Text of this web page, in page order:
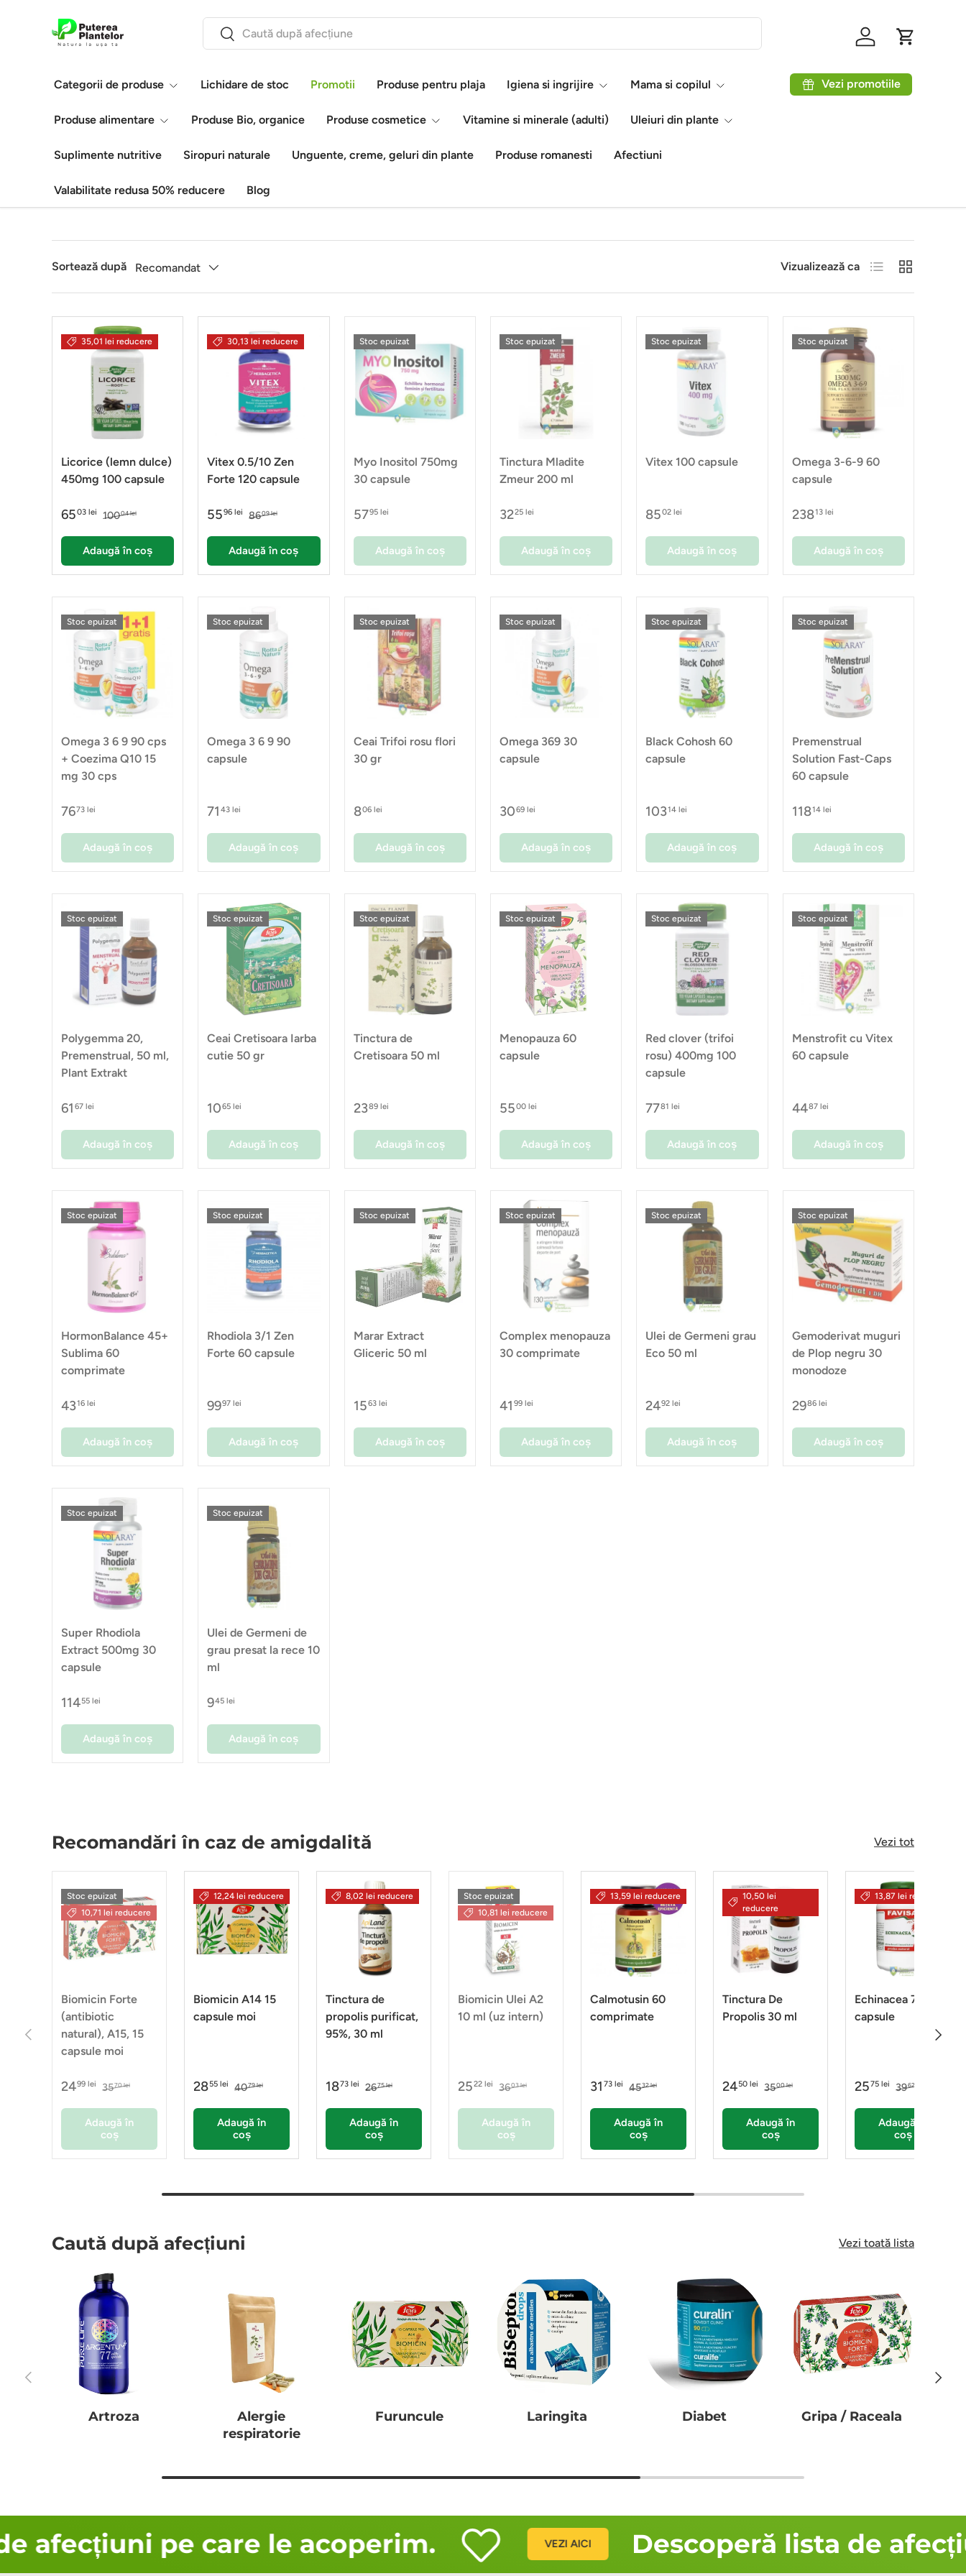
Vezi conținutul Căutare
Caută
Autentificare
Coș
Categorii de produse Lichidare de stoc Promotii Produse pentru plaja Igiena si ingrijire Mama si copilul
Produse alimentare Produse Bio, organice Produse cosmetice Vitamine si minerale (adulti) Uleiuri din plante
Suplimente nutritive Siropuri naturale Unguente, creme, geluri din plante Produse romanesti Afectiuni
Valabilitate redusa 50% reducere Blog
Vezi promotiile
Sortează după Recomandat Vizualizează ca Listă Grilă
35,01 lei reducere
Licorice (lemn dulce)
450mg 100 capsule
6503 lei 10004 lei
Adaugă în coș
30,13 lei reducere
Vitex 0.5/10 Zen
Forte 120 capsule
5596 lei 8609 lei
Adaugă în coș
Stoc epuizat
Myo Inositol 750mg
30 capsule
5795 lei
Adaugă în coș
Stoc epuizat
Tinctura Mladite
Zmeur 200 ml
3225 lei
Adaugă în coș
Stoc epuizat
Vitex 100 capsule
8502 lei
Adaugă în coș
Stoc epuizat
Omega 3-6-9 60
capsule
23813 lei
Adaugă în coș
Stoc epuizat
Omega 3 6 9 90 cps
+ Coezima Q10 15
mg 30 cps
7673 lei
Adaugă în coș
Stoc epuizat
Omega 3 6 9 90
capsule
71 43 lei
Adaugă în coș
Stoc epuizat
Ceai Trifoi rosu flori
30 gr
806 lei
Adaugă în coș
Stoc epuizat
Omega 369 30
capsule
3069 lei
Adaugă în coș
Stoc epuizat
Black Cohosh 60
capsule
10314 lei
Adaugă în coș
Stoc epuizat
Premenstrual
Solution Fast-Caps
60 capsule
11814 lei
Adaugă în coș
Stoc epuizat
Polygemma 20,
Premenstrual, 50 ml,
Plant Extrakt
61 67 lei
Adaugă în coș
Stoc epuizat
Ceai Cretisoara Iarba
cutie 50 gr
1065 lei
Adaugă în coș
Stoc epuizat
Tinctura de
Cretisoara 50 ml
2389 lei
Adaugă în coș
Stoc epuizat
Menopauza 60
capsule
5500 lei
Adaugă în coș
Stoc epuizat
Red clover (trifoi
rosu) 400mg 100
capsule
7781 lei
Adaugă în coș
Stoc epuizat
Menstrofit cu Vitex
60 capsule
4487 lei
Adaugă în coș
Stoc epuizat
HormonBalance 45+
Sublima 60
comprimate
4316 lei
Adaugă în coș
Stoc epuizat
Rhodiola 3/1 Zen
Forte 60 capsule
9997 lei
Adaugă în coș
Stoc epuizat
Marar Extract
Gliceric 50 ml
1563 lei
Adaugă în coș
Stoc epuizat
Complex menopauza
30 comprimate
41 99 lei
Adaugă în coș
Stoc epuizat
Ulei de Germeni grau
Eco 50 ml
2492 lei
Adaugă în coș
Stoc epuizat
Gemoderivat muguri
de Plop negru 30
monodoze
2986 lei
Adaugă în coș
Stoc epuizat
Super Rhodiola
Extract 500mg 30
capsule
11455 lei
Adaugă în coș
Stoc epuizat
Ulei de Germeni de
grau presat la rece 10
ml
945 lei
Adaugă în coș
Recomandări în caz de amigdalită Vezi tot
Anterior
Stoc epuizat
10,71 lei reducere
Biomicin Forte
(antibiotic
natural), A15, 15
capsule moi
2499 lei 3570 lei
Adaugă în
coș
12,24 lei reducere
Biomicin A14 15
capsule moi
2855 lei 4079 lei
Adaugă în
coș
8,02 lei reducere
Tinctura de
propolis purificat,
95%, 30 ml
1873 lei 2675 lei
Adaugă în
coș
Stoc epuizat
10,81 lei reducere
Biomicin Ulei A2
10 ml (uz intern)
2522 lei 3603 lei
Adaugă în
coș
13,59 lei reducere
Calmotusin 60
comprimate
31 73 lei 4532 lei
Adaugă în
coș
10,50 lei
reducere
Tinctura De
Propolis 30 ml
2450 lei 3500 lei
Adaugă în
coș
13,87 lei reducere
Echinacea 70
capsule
2575 lei 3962 lei
Adaugă în
coș
Caută după afecțiuni Vezi toată lista
Anterior
Artroza
Alergie
respiratorie
Furuncule Laringita Diabet Gripa / Raceala
pe care le acoperim. VEZI AICI Descoperă lista de